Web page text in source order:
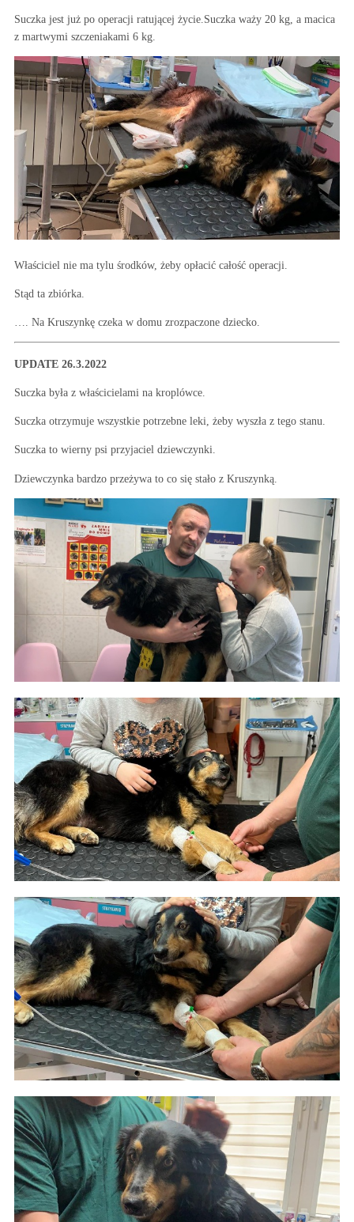
Suczka jest już po operacji ratującej życie.Suczka waży 20 kg, a macica
z martwymi szczeniakami 6 kg.
Właściciel nie ma tylu środków, żeby opłacić całość operacji.
Stąd ta zbiórka.
…. Na Kruszynkę czeka w domu zrozpaczone dziecko.
UPDATE 26.3.2022
Suczka była z właścicielami na kroplówce.
Suczka otrzymuje wszystkie potrzebne leki, żeby wyszła z tego stanu.
Suczka to wierny psi przyjaciel dziewczynki.
Dziewczynka bardzo przeżywa to co się stało z Kruszynką.